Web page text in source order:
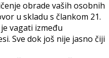
obrade vaših osobnih
u skladu s člankom 21.
vagati između
Sve dok još nije jasno čiji